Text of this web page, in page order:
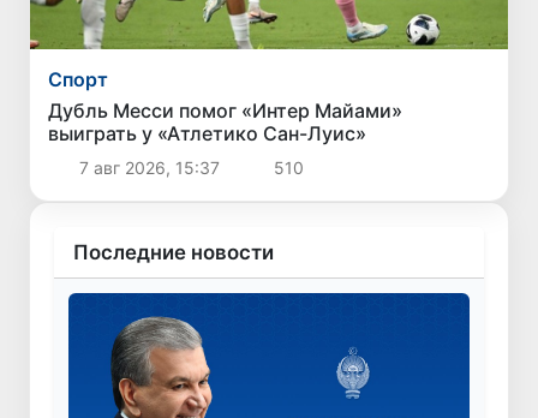
Спорт
Дубль Месси помог «Интер Майами»
выиграть у «Атлетико Сан-Луис»
7 авг 2026, 15:37 510
Последние новости